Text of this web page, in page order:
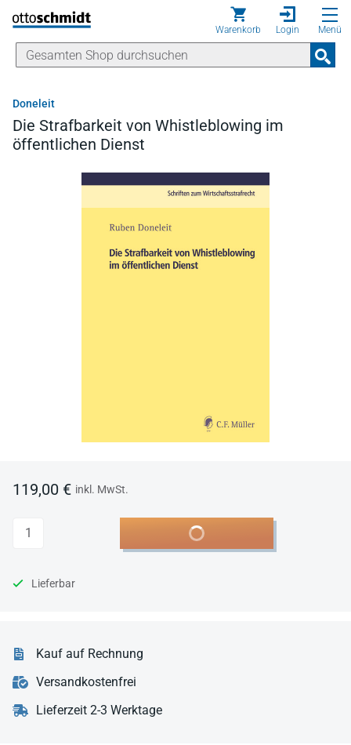
Direkt zum Inhalt
Warenkorb Login Menü
Doneleit
Die Strafbarkeit von Whistleblowing im
öffentlichen Dienst
119,00 € inkl. MwSt.
Anzahl In den Warenkorb
Lieferbar
Kauf auf Rechnung
Versandkostenfrei
Lieferzeit 2-3 Werktage